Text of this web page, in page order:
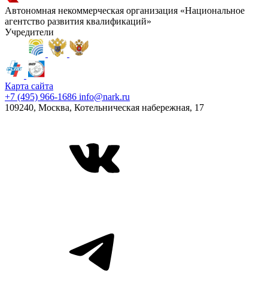
Автономная некоммерческая организация «Национальное
агентство развития квалификаций»
Учредители
Карта сайта
+7 (495) 966-1686 info@nark.ru
109240, Москва, Котельническая набережная, 17